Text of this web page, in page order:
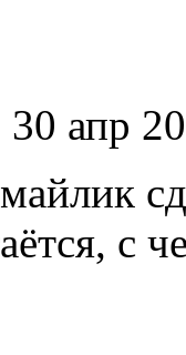
30 апр
с